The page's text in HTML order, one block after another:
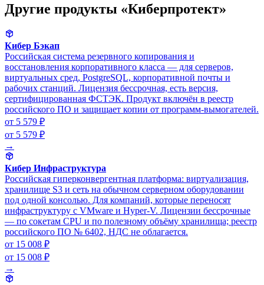
Другие продукты «Киберпротект»
Кибер Бэкап
Российская система резервного копирования и
восстановления корпоративного класса — для серверов,
виртуальных сред, PostgreSQL, корпоративной почты и
рабочих станций. Лицензия бессрочная, есть версия,
сертифицированная ФСТЭК. Продукт включён в реестр
российского ПО и защищает копии от программ-вымогателей.
от 5 579 ₽
от 5 579 ₽
→
Кибер Инфраструктура
Российская гиперконвергентная платформа: виртуализация,
хранилище S3 и сеть на обычном серверном оборудовании
под одной консолью. Для компаний, которые переносят
инфраструктуру с VMware и Hyper-V. Лицензии бессрочные
— по сокетам CPU и по полезному объёму хранилища; реестр
российского ПО № 6402, НДС не облагается.
от 15 008 ₽
от 15 008 ₽
→